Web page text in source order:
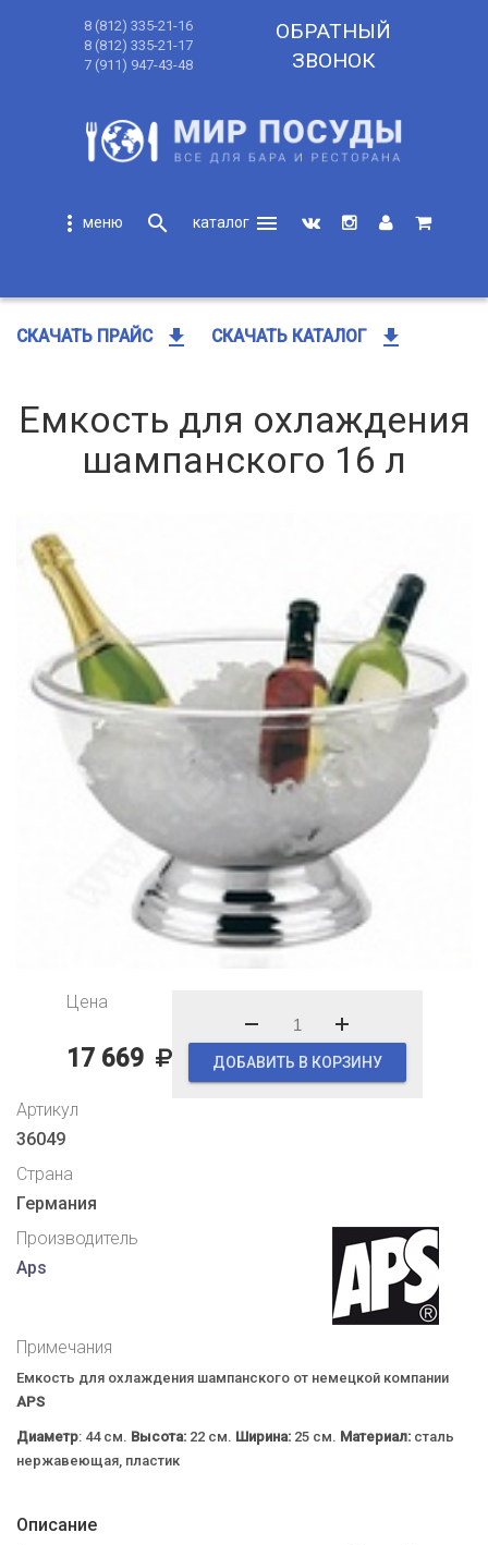
8 (812) 335-21-16
8 (812) 335-21-17
7 (911) 947-43-48
ОБРАТНЫЙ
ЗВОНОК
more_vert search
menu
СКАЧАТЬ ПРАЙС get_app СКАЧАТЬ КАТАЛОГ get_app
Емкость для охлаждения
шампанского 16 л
Цена
17 669 ДОБАВИТЬ В КОРЗИНУ
Артикул
36049
Страна
Германия
Производитель
Aps
Примечания
Емкость для охлаждения шампанского от немецкой компании
APS
Диаметр: 44 см. Высота: 22 см. Ширина: 25 см. Материал: сталь
нержавеющая, пластик
Описание